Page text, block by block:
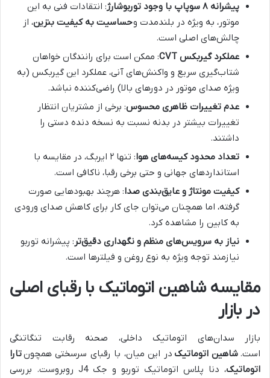
پیشرانه ۸ سوپاپ با وجود توربوشارژ
: انتقادات فنی به این
موتور، به ویژه در بلندمدت وحساسیت به کیفیت بنزین، از
چالش‌های اصلی است.
عملکرد گیربکس CVT
: ممکن است برای رانندگان خواهان
شتاب‌گیری سریع و واکنش‌های آنی، عملکرد این گیربکس (به
ویژه صدای موتور در دورهای بالا) راضی‌کننده نباشد.
عدم تغییرات ظاهری محسوس: برخی از مشتریان انتظار
تغییرات بیشتر در بدنه نسبت به نسخه دنده دستی را
داشتند.
تعداد محدود کیسه‌های هوا
: تنها ۲ ایربگ، در مقایسه با
استانداردهای جهانی و حتی برخی رقبا، ناکافی است.
کیفیت مونتاژ و عایق‌بندی صدا: هرچند بهبودهایی صورت
گرفته، اما همچنان می‌توان جای کار برای کاهش صدای ورودی
به کابین را مشاهده کرد.
نیاز به سرویس‌های منظم و نگهداری دقیق‌تر : پیشرانه توربو
نیازمند توجه ویژه به نوع روغن و فیلترها است.
مقایسه شاهین اتوماتیک با رقبای اصلی
در بازار
بازار سدان‌های اتوماتیک داخلی، صحنه رقابت تنگاتنگی
است. شاهین اتوماتیک در این میان، با رقبای سرسختی همچونتارا
اتوماتیک
، دنا پلاس اتوماتیک توربو و جک J4 روبروست. بررسی